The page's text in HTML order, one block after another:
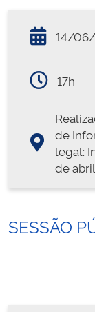
14/
17h
de
legal:
de
SESSÃO